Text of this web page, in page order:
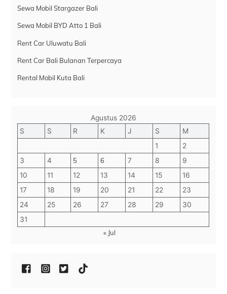
Sewa Mobil Stargazer Bali
Sewa Mobil BYD Atto 1 Bali
Rent Car Uluwatu Bali
Rent Car Bali Bulanan Terpercaya
Rental Mobil Kuta Bali
Agustus 2026
S
S R K J S
M
1
2
3
4 5 6 7 8
9
10
11 12 13 14 15
16
17
18 19 20 21 22
23
24
25 26 27 28 29
30
31
« Jul